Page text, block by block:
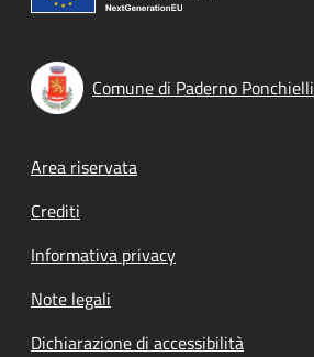
Comune di Paderno Ponchielli
Footer menu
Area riservata
Crediti
Informativa privacy
Note legali
Dichiarazione di accessibilità